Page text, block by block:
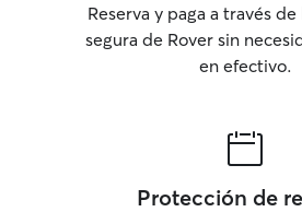
Reserva y paga a través
segura de Rover sin
en efectivo.
Protección de